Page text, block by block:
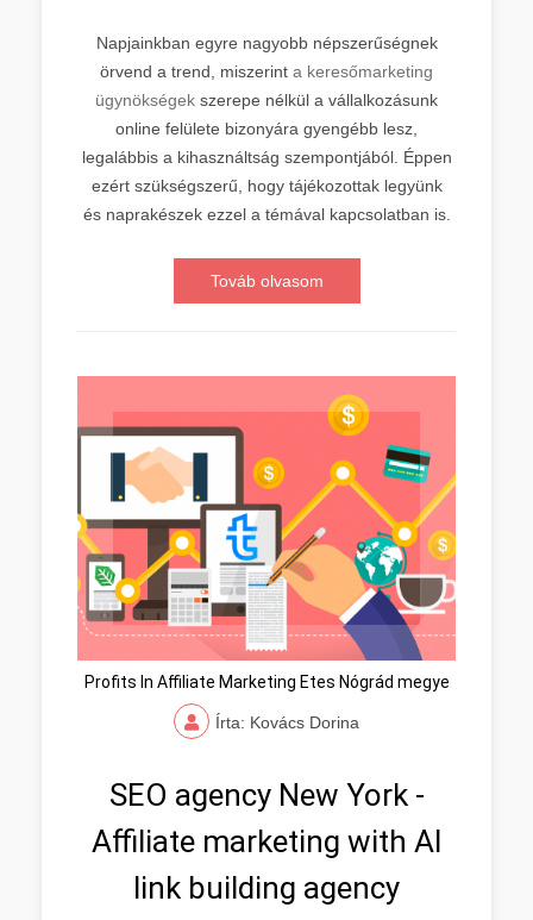
Napjainkban egyre nagyobb népszerűségnek
örvend a trend, miszerint a keresőmarketing
ügynökségek szerepe nélkül a vállalkozásunk
online felülete bizonyára gyengébb lesz,
legalábbis a kihasználtság szempontjából. Éppen
ezért szükségszerű, hogy tájékozottak legyünk
és naprakészek ezzel a témával kapcsolatban is.
Továb olvasom
Profits In Affiliate Marketing Etes Nógrád megye
Írta: Kovács Dorina
SEO agency New York -
Affiliate marketing with AI
link building agency